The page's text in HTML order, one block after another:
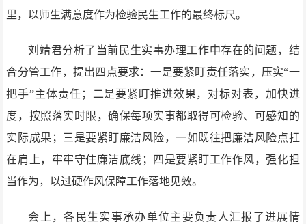
里，以师生满意度作为检验民生工作的最终标尺。
刘靖君分析了当前民生实事办理工作中存在的问题，结
合分管工作，提出四点要求：一是要紧盯责任落实，压实“一
把手”主体责任；二是要紧盯推进效果，对标对表，加快进
度，按照落实时限，确保每项实事都取得可检验、可感知的
实际成果；三是要紧盯廉洁风险，一如既往把廉洁风险点扛
在肩上，牢牢守住廉洁底线；四是要紧盯工作作风，强化担
当作为，以过硬作风保障工作落地见效。
会上，各民生实事承办单位主要负责人汇报了进展情